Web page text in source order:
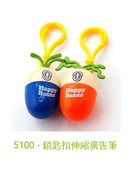
5100 - 鎖匙扣伸縮廣告筆